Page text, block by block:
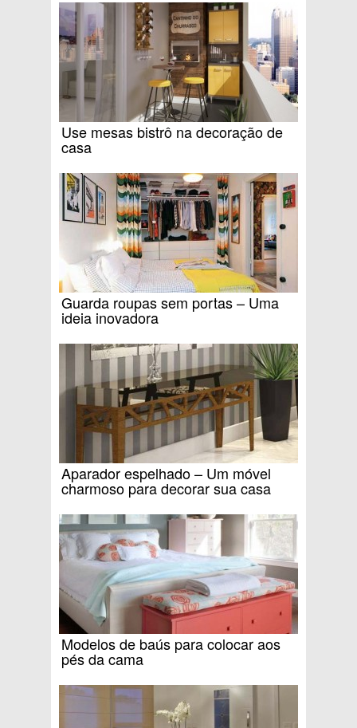
Use mesas bistrô na decoração de
casa
Guarda roupas sem portas – Uma
ideia inovadora
Aparador espelhado – Um móvel
charmoso para decorar sua casa
Modelos de baús para colocar aos
pés da cama